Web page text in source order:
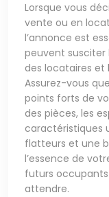
Lorsque vous
vente ou en
l’annonce est
peuvent susciter
des locataires et
Assurez-vous
points forts de
des pièces, les
caractéristiques
flatteurs et une
l’essence de
futurs occupants
attendre.